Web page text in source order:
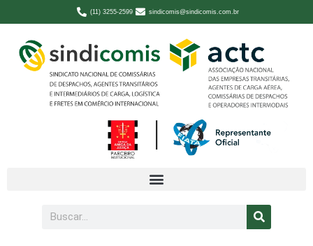
(11) 3255-2599 sindicomis@sindicomis.com.br